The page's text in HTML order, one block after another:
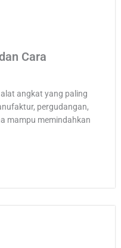
Cara
angkat yang paling
pergudangan,
mampu memindahkan